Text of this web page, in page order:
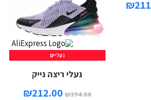
₪
נעליים
נעלי ריצה נייק
₪394.00
₪212.00